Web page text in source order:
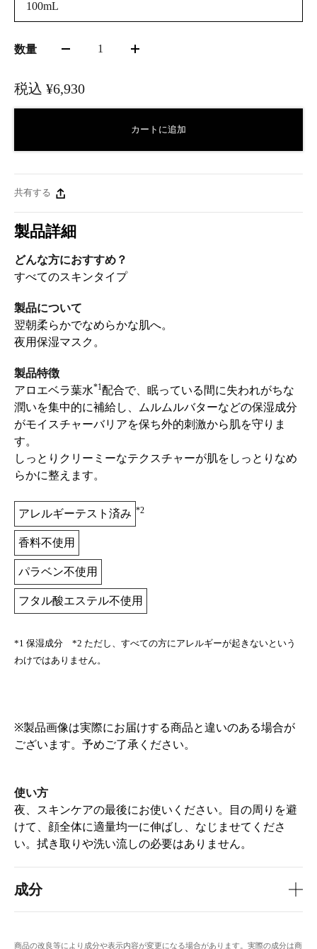
成分
商品の改良等により成分や表示内容が変更になる場合があります。実際の成分は商
100mL
数量 1
カートに追加
税込 ¥6,930
共有する
製品詳細
どんな方におすすめ？
すべてのスキンタイプ
製品について
翌朝柔らかでなめらかな肌へ。
夜用保湿マスク。
製品特徴
アロエベラ葉水*1配合で、眠っている間に失われがちな
潤いを集中的に補給し、ムルムルバターなどの保湿成分
がモイスチャーバリアを保ち外的刺激から肌を守りま
す。
しっとりクリーミーなテクスチャーが肌をしっとりなめ
らかに整えます。
アレルギーテスト済み *2
香料不使用
パラベン不使用
フタル酸エステル不使用
*1 保湿成分 *2 ただし、すべての方にアレルギーが起きないという
わけではありません。
※製品画像は実際にお届けする商品と違いのある場合が
ございます。予めご了承ください。
使い方
夜、スキンケアの最後にお使いください。目の周りを避
けて、顔全体に適量均一に伸ばし、なじませてくださ
い。拭き取りや洗い流しの必要はありません。